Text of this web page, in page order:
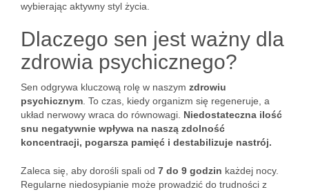
wybierając aktywny styl życia.
Dlaczego sen jest ważny dla
zdrowia psychicznego?
Sen odgrywa kluczową rolę w naszym zdrowiu
psychicznym . To czas, kiedy organizm się regeneruje, a
układ nerwowy wraca do równowagi. Niedostateczna ilość
snu negatywnie wpływa na naszą zdolność
koncentracji, pogarsza pamięć i destabilizuje nastrój.
Zaleca się, aby dorośli spali od 7 do 9 godzin każdej nocy.
Regularne niedosypianie może prowadzić do trudności z